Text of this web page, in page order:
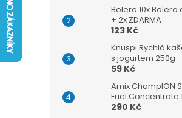
Bolero 10x Bolero
+ 2x ZDARMA
123 Kč
Knuspi Rychlá
s jogurtem 250g
59 Kč
Amix ChampION
Fuel Concentrate
290 Kč